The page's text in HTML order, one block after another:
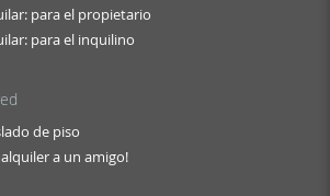
para el propietario
para el inquilino
de piso
a un amigo!